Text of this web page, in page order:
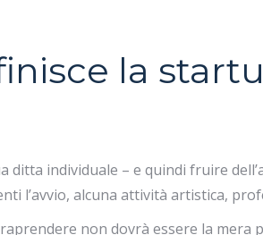
la
ditta individuale – e quindi fruire
l’avvio, alcuna attività artistica,
non dovrà essere la mera